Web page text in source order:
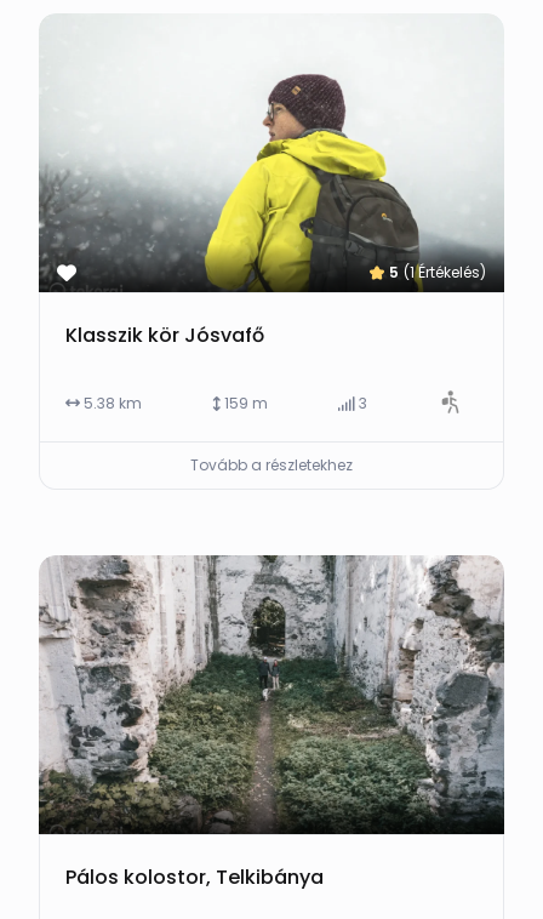
5 (1 Értékelés)
Klasszik kör Jósvafő
5.38 km 159 m 3
Tovább a részletekhez
Pálos kolostor, Telkibánya